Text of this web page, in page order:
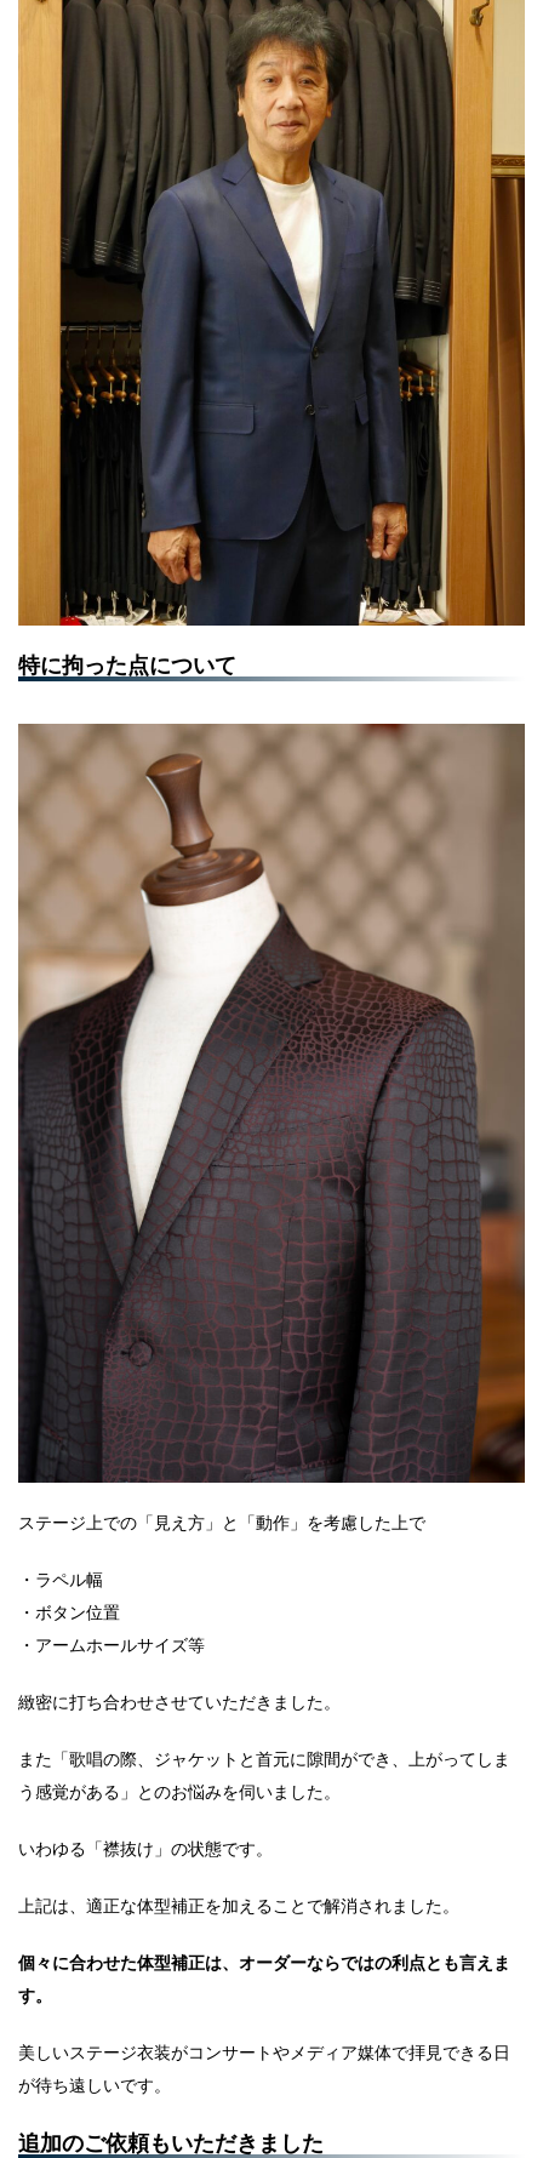
特に拘った点について
ステージ上での「見え方」と「動作」を考慮した上で
・ラペル幅
・ボタン位置
・アームホールサイズ等
緻密に打ち合わせさせていただきました。
また「歌唱の際、ジャケットと首元に隙間ができ、上がってしま
う感覚がある」とのお悩みを伺いました。
いわゆる「襟抜け」の状態です。
上記は、適正な体型補正を加えることで解消されました。
個々に合わせた体型補正は、オーダーならではの利点とも言えま
す。
美しいステージ衣装がコンサートやメディア媒体で拝見できる日
が待ち遠しいです。
追加のご依頼もいただきました